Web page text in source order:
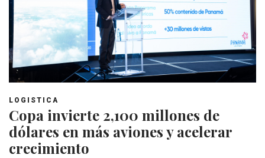
LOGISTICA
Copa invierte 2,100 millones de
dólares en más aviones y acelerar
crecimiento